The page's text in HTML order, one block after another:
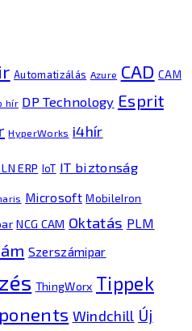
Automatizálás Azure CAD CAM
hír DP Technology Esprit
HyperWorks i4hír
ERP IoT IT biztonság
Microsoft MobileIron
NCG CAM Oktatás PLM
Szerszámipar
ThingWorx Tippek
Windchill Új